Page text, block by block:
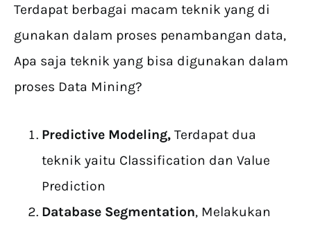
Terdapat berbagai macam teknik yang di
gunakan dalam proses penambangan data,
Apa saja teknik yang bisa digunakan dalam
proses Data Mining?
Predictive Modeling, Terdapat dua
teknik yaitu Classification dan Value
Prediction
Database Segmentation, Melakukan